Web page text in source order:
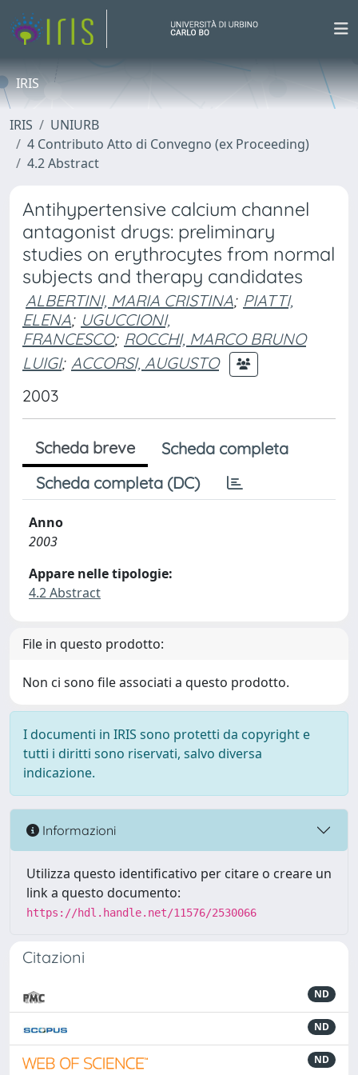
IRIS
IRIS
UNIURB
4 Contributo Atto di Convegno (ex Proceeding)
4.2 Abstract
Antihypertensive calcium channel
antagonist drugs: preliminary
studies on erythrocytes from normal
subjects and therapy candidates
ALBERTINI, MARIA CRISTINA; PIATTI,
ELENA; UGUCCIONI,
FRANCESCO; ROCCHI, MARCO BRUNO
LUIGI; ACCORSI, AUGUSTO
2003
Scheda breve
Scheda completa
Scheda completa (DC)
Anno
2003
Appare nelle tipologie:
4.2 Abstract
File in questo prodotto:
Non ci sono file associati a questo prodotto.
I documenti in IRIS sono protetti da copyright e
tutti i diritti sono riservati, salvo diversa
indicazione.
Informazioni
Utilizza questo identificativo per citare o creare un
link a questo documento:
https://hdl.handle.net/11576/2530066
Citazioni
ND
ND
ND